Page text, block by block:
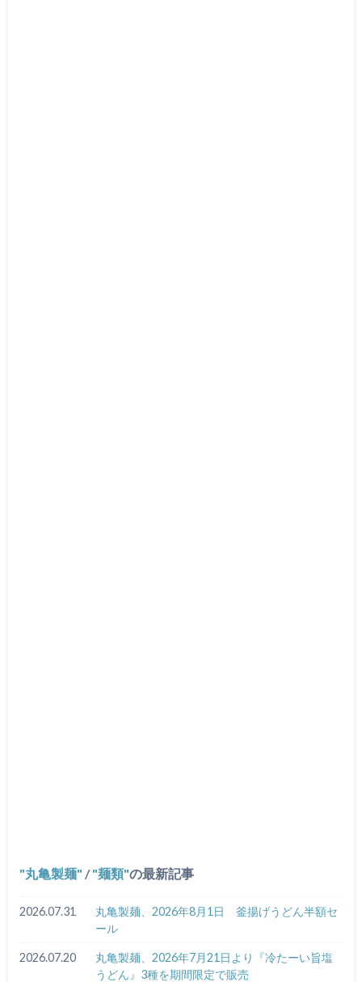
丸亀製麺 / 麺類 の最新記事
2026.07.31
丸亀製麺、2026年8月1日 釜揚げうどん半額セ
ール
2026.07.20
丸亀製麺、2026年7月21日より『冷たーい旨塩
うどん』3種を期間限定で販売